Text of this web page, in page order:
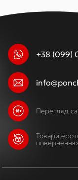
+38 (099)
Перегляд
Товари
поверненню